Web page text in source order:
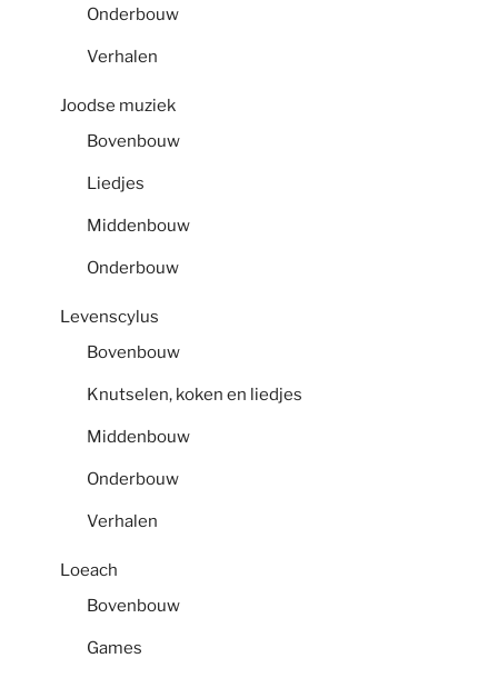
Onderbouw
Verhalen
Joodse muziek
Bovenbouw
Liedjes
Middenbouw
Onderbouw
Levenscylus
Bovenbouw
Knutselen, koken en liedjes
Middenbouw
Onderbouw
Verhalen
Loeach
Bovenbouw
Games